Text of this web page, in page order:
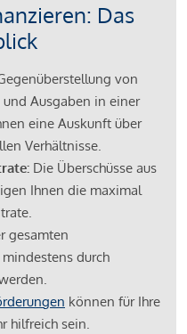
Das
von
Ausgaben in einer
eine Auskunft über
Verhältnisse.
Die Überschüsse aus
Ihnen die maximal
gesamten
durch
können für Ihre
hilfreich sein.